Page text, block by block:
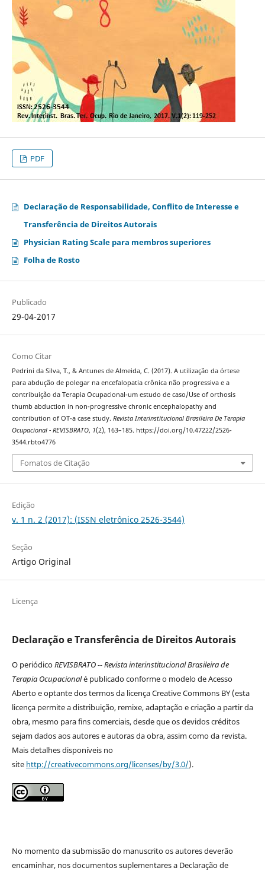
PDF
Declaração de Responsabilidade, Conflito de Interesse e
Transferência de Direitos Autorais
Physician Rating Scale para membros superiores
Folha de Rosto
Publicado
29-04-2017
Como Citar
Pedrini da Silva, T., & Antunes de Almeida, C. (2017). A utilização da órtese
para abdução de polegar na encefalopatia crônica não progressiva e a
contribuição da Terapia Ocupacional-um estudo de caso/Use of orthosis
thumb abduction in non-progressive chronic encephalopathy and
contribution of OT-a case study. Revista Interinstitucional Brasileira De Terapia
Ocupacional - REVISBRATO, 1(2), 163–185. https://doi.org/10.47222/2526-
3544.rbto4776
Fomatos de Citação
Edição
v. 1 n. 2 (2017): (ISSN eletrônico 2526-3544)
Seção
Artigo Original
Licença
Declaração e Transferência de Direitos Autorais
O periódicoREVISBRATO -- Revista interinstitucional Brasileira de
Terapia Ocupacionalé publicado conforme o modelo de Acesso
Aberto e optante dos termos da licença Creative Commons BY (esta
licença permite a distribuição, remixe, adaptação e criação a partir da
obra, mesmo para fins comerciais, desde que os devidos créditos
sejam dados aos autores e autoras da obra, assim como da revista.
Mais detalhes disponíveis no
site http://creativecommons.org/licenses/by/3.0/).
No momento da submissão do manuscrito os autores deverão
encaminhar, nos documentos suplementares a Declaração de